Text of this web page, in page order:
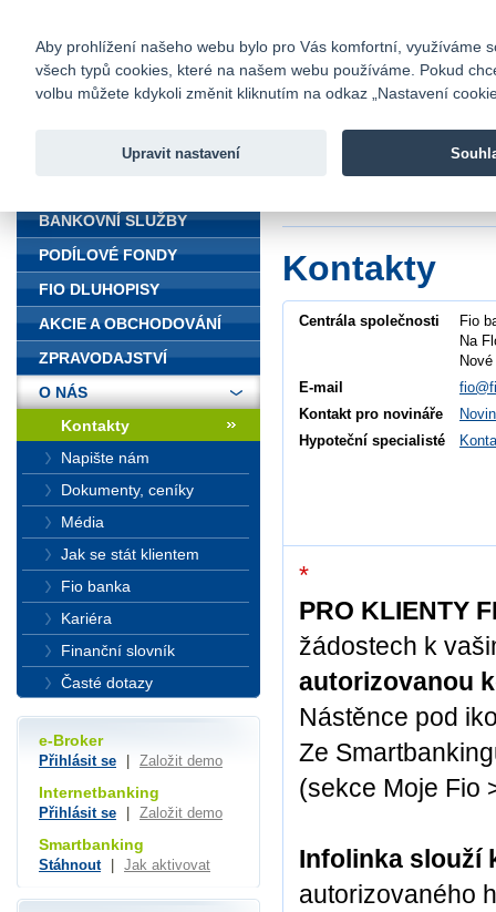
Fio banka
Fio banka
Kontakty
Centrála společnosti
Fio
Na
E-mail
Kontakt pro novináře
Hypoteční specialisté
*
PRO KLIENTY
žádostech k
autorizovanou
Nástěnce pod
Ze
(sekce Moje Fio
Infolinka slouží
autorizovaného
BANKOVNÍ SLUŽBY
PODÍLOVÉ FONDY
FIO DLUHOPISY
AKCIE A OBCHODOVÁNÍ
ZPRAVODAJSTVÍ
O NÁS
Kontakty
Napište nám
Dokumenty, ceníky
Média
Jak se stát klientem
Fio banka
Kariéra
Finanční slovník
Časté dotazy
e-Broker
Přihlásit se Založit demo
Internetbanking
Přihlásit se Založit demo
Smartbanking
Stáhnout Jak aktivovat
Aby prohlížení našeho webu bylo pro Vás komfortní, využíváme
všech typů cookies, které na našem webu používáme. Pokud
volbu můžete kdykoli změnit kliknutím na odkaz „Nastavení
Upravit nastavení